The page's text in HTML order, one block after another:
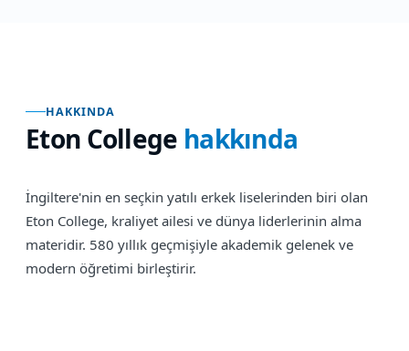
HAKKINDA
Eton College hakkında
İngiltere'nin en seçkin yatılı erkek liselerinden biri olan
Eton College, kraliyet ailesi ve dünya liderlerinin alma
materidir. 580 yıllık geçmişiyle akademik gelenek ve
modern öğretimi birleştirir.